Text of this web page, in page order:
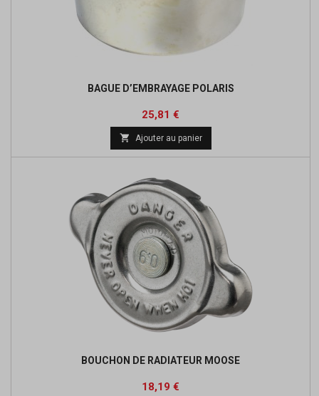
BAGUE D’EMBRAYAGE POLARIS
Prix
25,81 €
base
 Ajouter au panier
BOUCHON DE RADIATEUR MOOSE
Prix
18,19 €